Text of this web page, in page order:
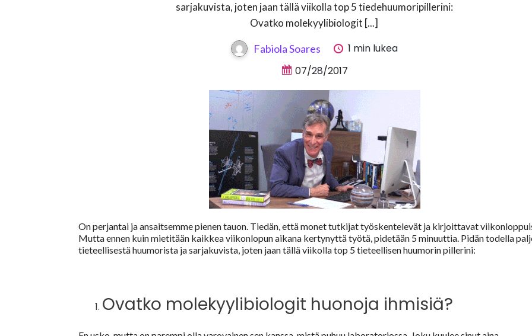
sarjakuvista, joten jaan tällä viikolla top 5 tiedehuumoripillerini:
Ovatko molekyylibiologit [...]
Fabiola Soares
1 min lukea
07/28/2017
On perjantai ja ansaitsemme pienen tauon. Tiedän, että monet tutkijat työskentelevät ja kirjoittavat
Mutta ennen kuin mietitään kaikkea viikonlopun aikana kertynyttä työtä, pidetään 5 minuuttia. Pidän todella
tieteellisestä huumorista ja sarjakuvista, joten jaan tällä viikolla top 5 tieteellisen huumorin pillerini:
Ovatko molekyylibiologit huonoja ihmisiä?